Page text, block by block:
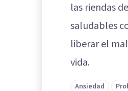
las riendas
saludables
liberar el
vida.
Ansiedad